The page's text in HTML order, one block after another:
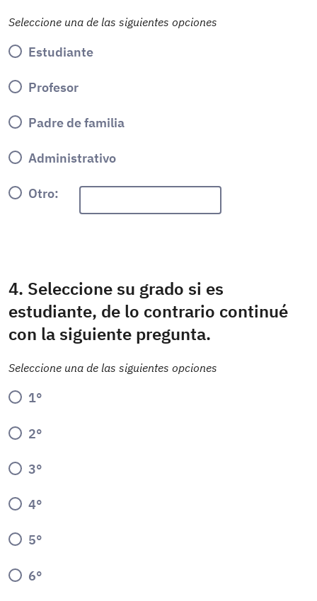
Seleccione una de las siguientes opciones
Estudiante
Profesor
Padre de familia
Administrativo
Otro:
4. Seleccione su grado si es
estudiante, de lo contrario continué
con la siguiente pregunta.
Seleccione una de las siguientes opciones
1°
2°
3°
4°
5°
6°